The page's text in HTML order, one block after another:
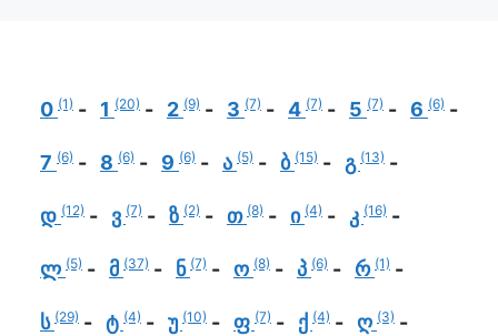
0 (1) 1 (20) 2 (9) 3 (7) 4 (7) 5 (7) 6 (6)
7 (6) 8 (6) 9 (6) ა (5) ბ (15) გ (13)
დ (12) ვ (7) ზ (2) თ (8) ი (4) კ (16)
ლ (5) მ (37) ნ (7) ო (8) პ (6) რ (1)
ს (29) ტ (4) უ (10) ფ (7) ქ (4) ღ (3)